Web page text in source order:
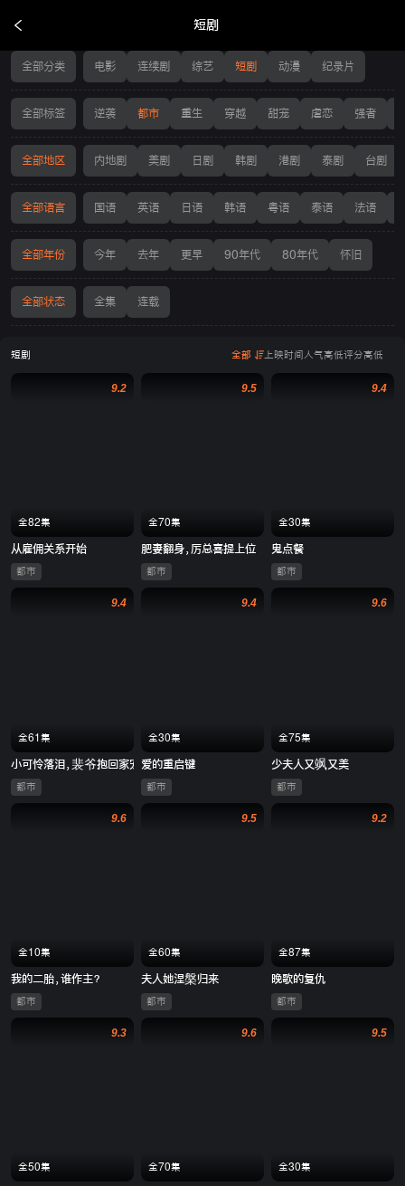
短剧
短剧
全部分类 电影 连续剧 综艺 短剧 动漫 纪录片
全部标签 逆袭 都市 重生 穿越 甜宠 虐恋 强者
全部地区 内地剧 美剧 日剧 韩剧 港剧 泰剧 台剧
全部语言 国语 英语 日语 韩语 粤语 泰语 法语
全部年份 今年 去年 更早 90年代 80年代 怀旧
全部状态 全集 连载
短剧 全部 上映时间 人气高低评分高低
9.2
全82集
从雇佣关系开始
都市
9.5
全70集
肥妻翻身，厉总喜提上位
都市
9.4
全30集
鬼点餐
都市
9.4
全61集
小可怜落泪，裴爷抱回家宠上天
都市
9.4
全30集
爱的重启键
都市
9.6
全75集
少夫人又飒又美
都市
9.6
全10集
我的二胎，谁作主？
都市
9.5
全60集
夫人她涅槃归来
都市
9.2
全87集
晚歌的复仇
都市
9.3
全50集
9.6
全70集
9.5
全30集